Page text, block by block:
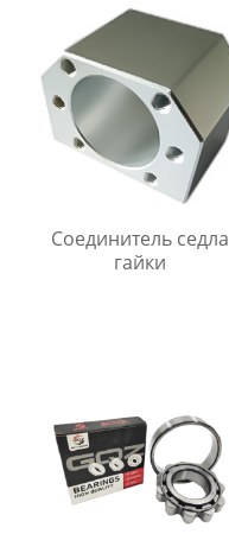
Соединитель седла
гайки